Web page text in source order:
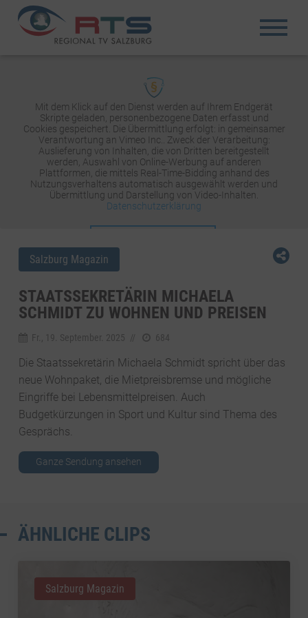
Mit dem Klick auf den Dienst werden auf Ihrem Endgerät
Skripte geladen, personenbezogene Daten erfasst und
Cookies gespeichert. Die Übermittlung erfolgt: in gemeinsamer
Verantwortung an Vimeo Inc.. Zweck der Verarbeitung:
Auslieferung von Inhalten, die von Dritten bereitgestellt
werden, Auswahl von Online-Werbung auf anderen
Plattformen, die mittels Real-Time-Bidding anhand des
Nutzungsverhaltens automatisch ausgewählt werden und
Übermittlung und Darstellung von Video-Inhalten.
Datenschutzerklärung
Salzburg Magazin
STAATSSEKRETÄRIN MICHAELA
SCHMIDT ZU WOHNEN UND PREISEN
Fr., 19. September. 2025 684
Die Staatssekretärin Michaela Schmidt spricht über das
neue Wohnpaket, die Mietpreisbremse und mögliche
Eingriffe bei Lebensmittelpreisen. Auch
Budgetkürzungen in Sport und Kultur sind Thema des
Gesprächs.
Ganze Sendung ansehen
ÄHNLICHE CLIPS
Salzburg Magazin